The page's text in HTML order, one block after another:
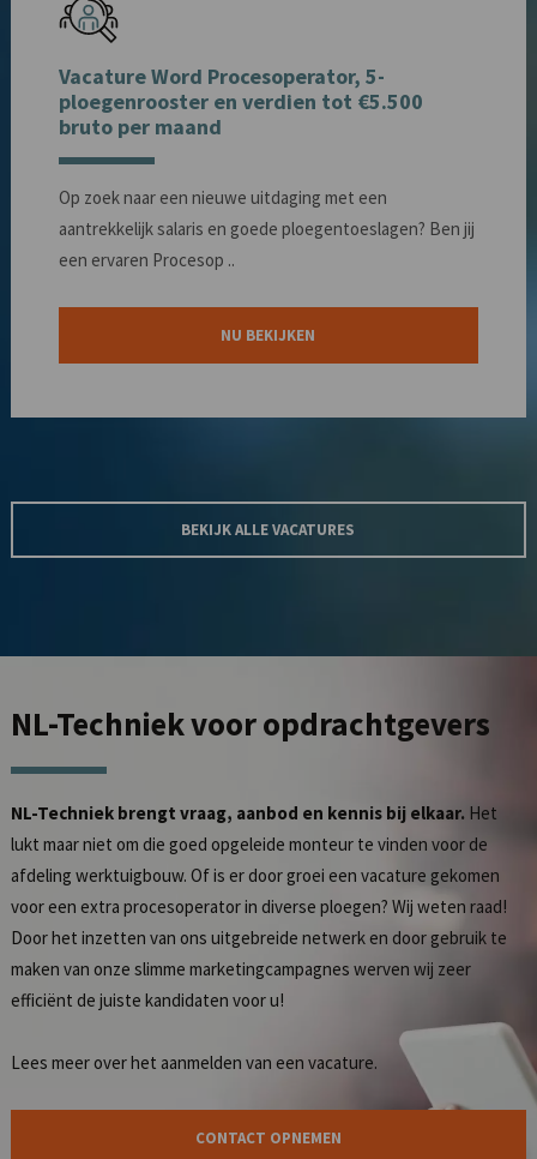
Vacature Word Procesoperator, 5-
ploegenrooster en verdien tot €5.500
bruto per maand
Op zoek naar een nieuwe uitdaging met een
aantrekkelijk salaris en goede ploegentoeslagen? Ben jij
een ervaren Procesop ..
NU BEKIJKEN
BEKIJK ALLE VACATURES
NL-Techniekvoor opdrachtgevers
NL-Techniek brengt vraag, aanbod en kennis bij elkaar. Het
lukt maar niet om die goed opgeleide monteur te vinden voor de
afdeling werktuigbouw. Of is er door groei een vacature gekomen
voor een extra procesoperator in diverse ploegen? Wij weten raad!
Door het inzetten van ons uitgebreide netwerk en door gebruik te
maken van onze slimme marketingcampagnes werven wij zeer
efficiënt de juiste kandidaten voor u!
Lees meer over het aanmelden van een vacature.
CONTACT OPNEMEN